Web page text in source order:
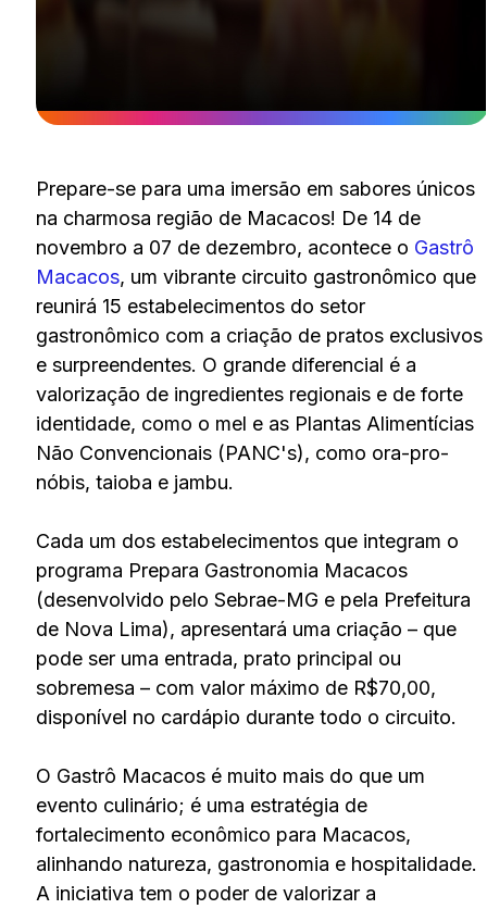
Prepare-se para uma imersão em sabores únicos
na charmosa região de Macacos! De 14 de
novembro a 07 de dezembro, acontece o Gastrô
Macacos, um vibrante circuito gastronômico que
reunirá 15 estabelecimentos do setor
gastronômico com a criação de pratos exclusivos
e surpreendentes. O grande diferencial é a
valorização de ingredientes regionais e de forte
identidade, como o mel e as Plantas Alimentícias
Não Convencionais (PANC's), como ora-pro-
nóbis, taioba e jambu.
Cada um dos estabelecimentos que integram o
programa Prepara Gastronomia Macacos
(desenvolvido pelo Sebrae-MG e pela Prefeitura
de Nova Lima), apresentará uma criação – que
pode ser uma entrada, prato principal ou
sobremesa – com valor máximo de R$70,00,
disponível no cardápio durante todo o circuito.
O Gastrô Macacos é muito mais do que um
evento culinário; é uma estratégia de
fortalecimento econômico para Macacos,
alinhando natureza, gastronomia e hospitalidade.
A iniciativa tem o poder de valorizar a